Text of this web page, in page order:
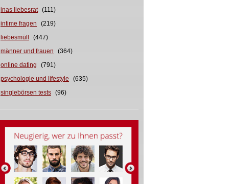
inas liebesrat (111)
intime fragen
(219)
liebesmüll
(447)
männer und frauen
(364)
online dating
(791)
psychologie und lifestyle
(635)
singlebörsen tests (96)